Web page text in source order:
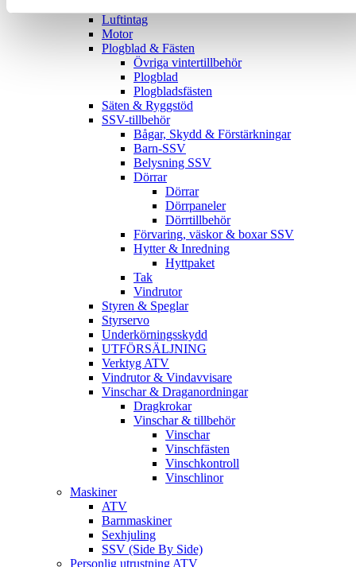
Luftintag
Motor
Plogblad & Fästen
Övriga vintertillbehör
Plogblad
Plogbladsfästen
Säten & Ryggstöd
SSV-tillbehör
Bågar, Skydd & Förstärkningar
Barn-SSV
Belysning SSV
Dörrar
Dörrar
Dörrpaneler
Dörrtillbehör
Förvaring, väskor & boxar SSV
Hytter & Inredning
Hyttpaket
Tak
Vindrutor
Styren & Speglar
Styrservo
Underkörningsskydd
UTFÖRSÄLJNING
Verktyg ATV
Vindrutor & Vindavvisare
Vinschar & Draganordningar
Dragkrokar
Vinschar & tillbehör
Vinschar
Vinschfästen
Vinschkontroll
Vinschlinor
Maskiner
ATV
Barnmaskiner
Sexhjuling
SSV (Side By Side)
Personlig utrustning ATV